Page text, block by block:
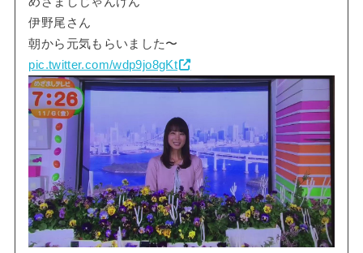
伊野尾さん
朝から元気もらいました〜
pic.twitter.com/wdp9jo8gKt